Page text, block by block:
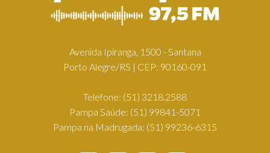
Avenida Ipiranga, 1500 - Santana
Porto Alegre/RS | CEP: 90160-091
Telefone: (51) 3218.2588
Pampa Saúde: (51) 99841-5071
Pampa na Madrugada: (51) 99236-6315